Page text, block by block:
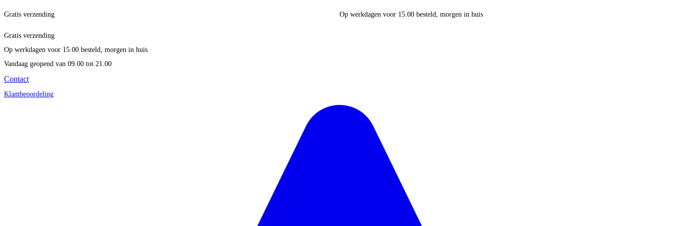
Gratis verzending Op werkdagen voor 15.00 besteld, morgen in huis
Gratis verzending
Op werkdagen voor 15.00 besteld, morgen in huis
Vandaag geopend van 09.00 tot 21.00
Contact
Klantbeoordeling